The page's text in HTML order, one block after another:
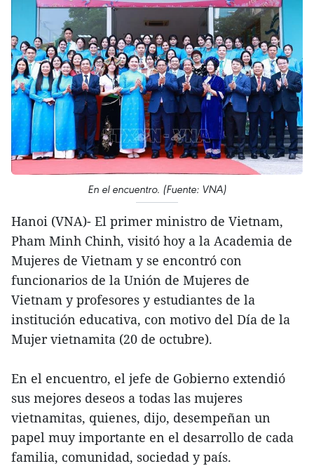
En el encuentro. (Fuente: VNA)
Hanoi (VNA)- El primer ministro de Vietnam,
Pham Minh Chinh, visitó hoy a la Academia de
Mujeres de Vietnam y se encontró con
funcionarios de la Unión de Mujeres de
Vietnam y profesores y estudiantes de la
institución educativa, con motivo del Día de la
Mujer vietnamita (20 de octubre).
En el encuentro, el jefe de Gobierno extendió
sus mejores deseos a todas las mujeres
vietnamitas, quienes, dijo, desempeñan un
papel muy importante en el desarrollo de cada
familia, comunidad, sociedad y país.